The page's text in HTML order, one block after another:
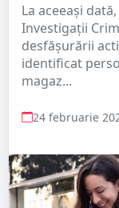
La aceeași
Investigații
desfășurării
identificat
magaz...
24 februarie